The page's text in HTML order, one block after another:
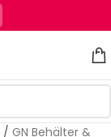
/ GN Behälter &